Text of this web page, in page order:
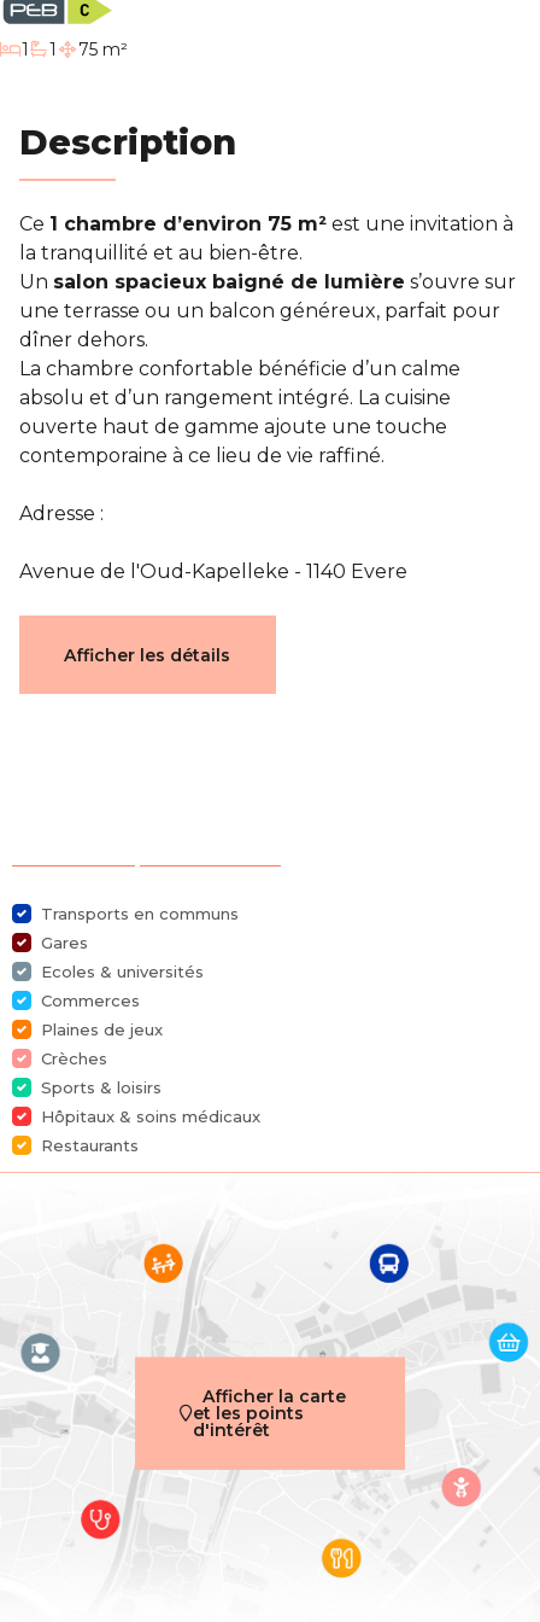
Blog
1chambre
1
salle de bain
75 m²
Description
Ce 1 chambre d’environ 75 m² est une invitation à
la tranquillité et au bien-être.
Un salon spacieux baigné de lumière s’ouvre sur
une terrasse ou un balcon généreux, parfait pour
dîner dehors.
La chambre confortable bénéficie d’un calme
absolu et d’un rangement intégré. La cuisine
ouverte haut de gamme ajoute une touche
contemporaine à ce lieu de vie raffiné.
Adresse :
Avenue de l'Oud-Kapelleke - 1140 Evere
Documents
Général
Référence
Catégorie
Nombre de chambres
Nombre de salles de bain
Terrasse Oui
Disponibilité à la livraison
Nom, catégorie & situation
Etage
Nombre d'étages
Bâtiment
Afficher les détails
Transports en communs
Gares
Ecoles & universités
Commerces
Plaines de jeux
Crèches
Sports & loisirs
Hôpitaux & soins médicaux
Restaurants
Afficher la carte
et les points
d'intérêt